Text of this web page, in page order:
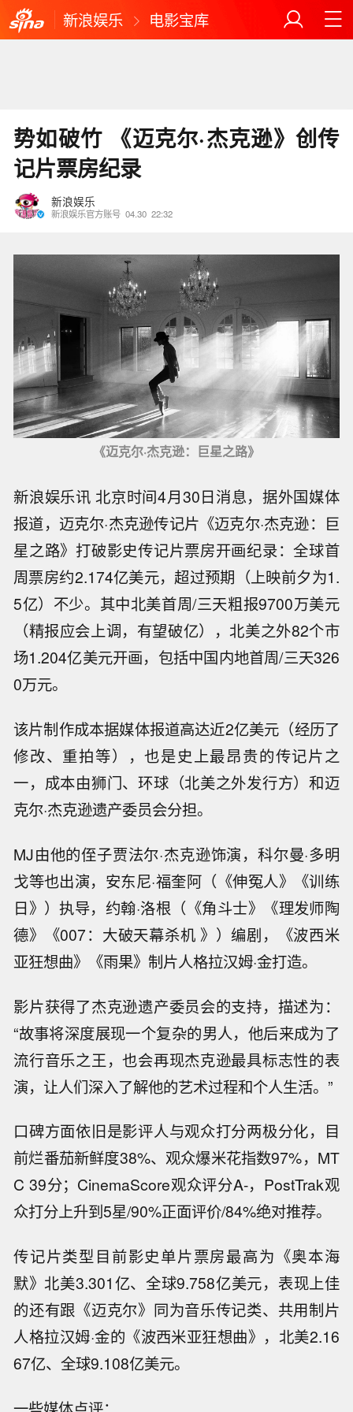
新浪娱乐 电影宝库
势如破竹 《迈克尔·杰克逊》创传
记片票房纪录
新浪娱乐
新浪娱乐官方账号 04.30 22:32
《迈克尔·杰克逊：巨星之路》
新浪娱乐讯 北京时间4月30日消息，据外国媒体
报道，迈克尔·杰克逊传记片《迈克尔·杰克逊：巨
星之路》打破影史传记片票房开画纪录：全球首
周票房约2.174亿美元，超过预期（上映前夕为1.
5亿）不少。其中北美首周/三天粗报9700万美元
（精报应会上调，有望破亿），北美之外82个市
场1.204亿美元开画，包括中国内地首周/三天326
0万元。
该片制作成本据媒体报道高达近2亿美元（经历了
修改、重拍等），也是史上最昂贵的传记片之
一，成本由狮门、环球（北美之外发行方）和迈
克尔·杰克逊遗产委员会分担。
MJ由他的侄子贾法尔·杰克逊饰演，科尔曼·多明
戈等也出演，安东尼·福奎阿（《伸冤人》《训练
日》）执导，约翰·洛根（《角斗士》《理发师陶
德》《007：大破天幕杀机 》）编剧，《波西米
亚狂想曲》《雨果》制片人格拉汉姆·金打造。
影片获得了杰克逊遗产委员会的支持，描述为：
“故事将深度展现一个复杂的男人，他后来成为了
流行音乐之王，也会再现杰克逊最具标志性的表
演，让人们深入了解他的艺术过程和个人生活。”
口碑方面依旧是影评人与观众打分两极分化，目
前烂番茄新鲜度38%、观众爆米花指数97%，MT
C 39分；CinemaScore观众评分A-，PostTrak观
众打分上升到5星/90%正面评价/84%绝对推荐。
传记片类型目前影史单片票房最高为《奥本海
默》北美3.301亿、全球9.758亿美元，表现上佳
的还有跟《迈克尔》同为音乐传记类、共用制片
人格拉汉姆·金的《波西米亚狂想曲》，北美2.16
67亿、全球9.108亿美元。